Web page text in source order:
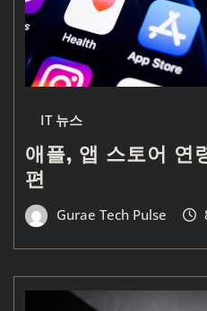
IT 뉴스
애플, 앱 스토어 연
편
Gurae Tech Pulse